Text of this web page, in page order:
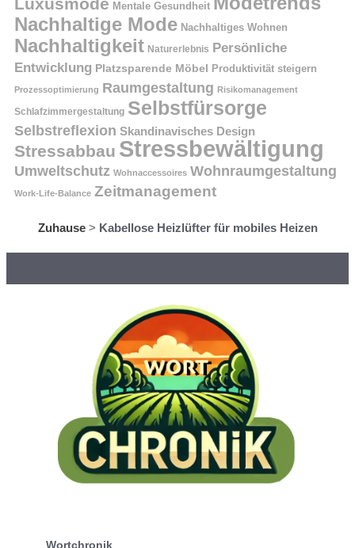
Mentale Gesundheit
Nachhaltige Mode Nachhaltiges Wohnen
Nachhaltigkeit Naturerlebnis Persönliche
Entwicklung Platzsparende Möbel Produktivität steigern
Prozessoptimierung Raumgestaltung Risikomanagement
Schlafzimmergestaltung Selbstfürsorge
Selbstreflexion Skandinavisches Design
Stressabbau Stressbewältigung
Umweltschutz Wohnaccessoires Wohnraumgestaltung
Work-Life-Balance Zeitmanagement
Zuhause> Kabellose Heizlüfter für mobiles Heizen
Wortchronik